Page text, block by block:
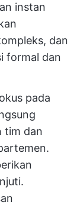
instan
dan
formal dan
pada
tim dan